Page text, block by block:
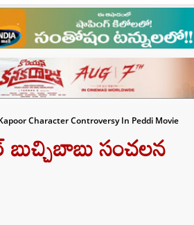
Character Controversy In Peddi Movie
బుచ్చిబాబు సంచలన